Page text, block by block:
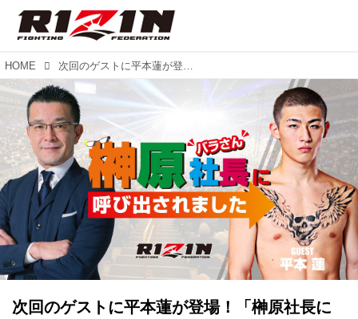
HOME 次回のゲストに平本蓮が登場！「榊原社長に呼び出されました」6/3（水）21時より生配信！
次回のゲストに平本蓮が登場！「榊原社長に